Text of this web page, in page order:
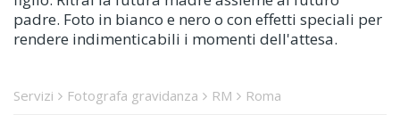
padre. Foto in bianco e nero o con effetti speciali per
rendere indimenticabili i momenti dell'attesa.
Servizi Fotografa gravidanza RM Roma